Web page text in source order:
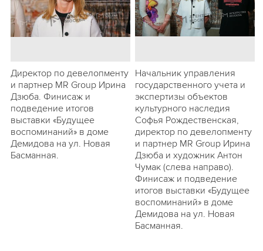
Директор по девелопменту
и партнер MR Group Ирина
Дзюба. Финисаж и
подведение итогов
выставки «Будущее
воспоминаний» в доме
Демидова на ул. Новая
Басманная.
Начальник управления
государственного учета и
экспертизы объектов
культурного наследия
Софья Рождественская,
директор по девелопменту
и партнер MR Group Ирина
Дзюба и художник Антон
Чумак (слева направо).
Финисаж и подведение
итогов выставки «Будущее
воспоминаний» в доме
Демидова на ул. Новая
Басманная.